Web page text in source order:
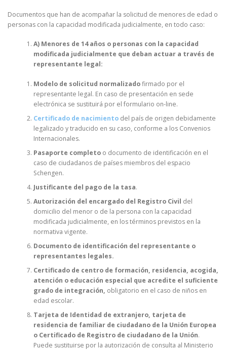
Documentos que han de acompañar la solicitud de menores de edad o
personas con la capacidad modificada judicialmente, en todo caso:
A) Menores de 14 años o personas con la capacidad
modificada judicialmente que deban actuar a través de
representante legal:
Modelo de solicitud normalizadofirmado por el
representante legal. En caso de presentación en sede
electrónica se sustituirá por el formulario on-line.
Certificado de nacimientodel país de origen debidamente
legalizado y traducido en su caso, conforme a los Convenios
Internacionales.
Pasaporte completoo documento de identificación en el
caso de ciudadanos de países miembros del espacio
Schengen.
Justificante del pago de la tasa.
Autorización del encargado del Registro Civil del
domicilio del menor o de la persona con la capacidad
modificada judicialmente, en los términos previstos en la
normativa vigente.
Documento de identificación del representante o
representantes legales.
Certificado de centro de formación, residencia, acogida,
atención o educación especial que acredite el suficiente
grado de integración, obligatorio en el caso de niños en
edad escolar.
Tarjeta de Identidad de extranjero, tarjeta de
residencia de familiar de ciudadano de la Unión Europea
o Certificado de Registro de ciudadano de la Unión.
Puede sustituirse por la autorización de consulta al Ministerio